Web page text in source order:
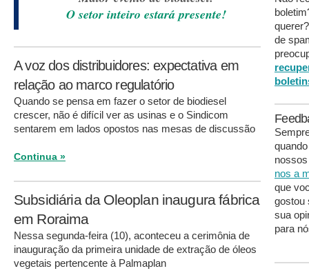
O setor inteiro estará presente!
A voz dos distribuidores: expectativa em
relação ao marco regulatório
Quando se pensa em fazer o setor de biodiesel
crescer, não é difícil ver as usinas e o Sindicom
sentarem em lados opostos nas mesas de discussão
Continua »
Subsidiária da Oleoplan inaugura fábrica
em Roraima
Nessa segunda-feira (10), aconteceu a cerimônia de
inauguração da primeira unidade de extração de óleos
vegetais pertencente à Palmaplan
de
nos a
que
gostou
sua
para